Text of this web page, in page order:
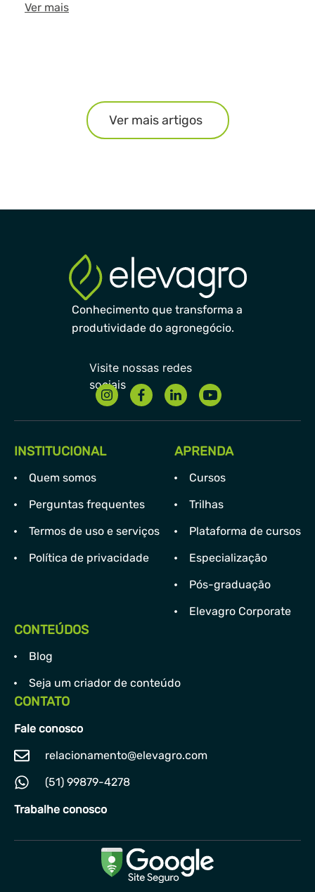
Ver mais
Ver mais artigos
Conhecimento que transforma a
produtividade do agronegócio.
INSTITUCIONAL
Quem somos
Perguntas frequentes
Termos de uso e serviços
Política de privacidade
APRENDA
Cursos
Trilhas
Plataforma de cursos
Especialização
Pós-graduação
Elevagro Corporate
CONTEÚDOS
Blog
Seja um criador de conteúdo
CONTATO
Fale conosco
relacionamento@elevagro.com
(51) 99879-4278
Trabalhe conosco